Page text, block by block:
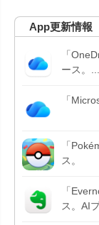
App更新情報
「
ース。...
「
「
ス。
「
ス。AI